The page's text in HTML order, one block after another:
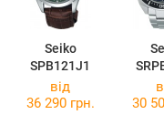
Seiko
SPB121J1
від
36 290 грн.
30